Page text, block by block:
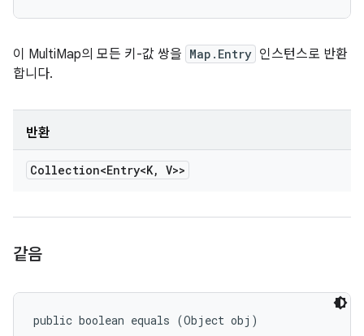
이 MultiMap의 모든 키-값 쌍을 Map.Entry 인스턴스로 반환
합니다.
반환
Collection<Entry<K, V>>
같음
public boolean equals (Object obj)